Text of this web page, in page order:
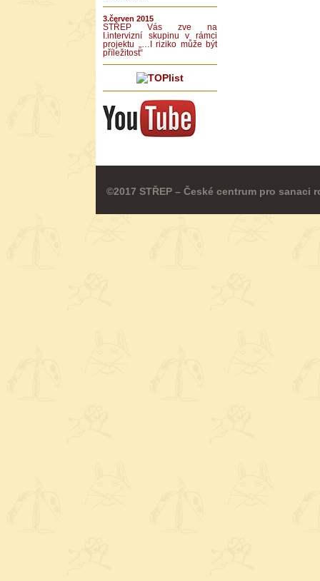
3.červen 2015
STŘEP Vás zve na
I.intervizní skupinu v rámci
projektu „…I riziko může být
příležitost“
©2017 STŘEP – České centrum pro sanaci